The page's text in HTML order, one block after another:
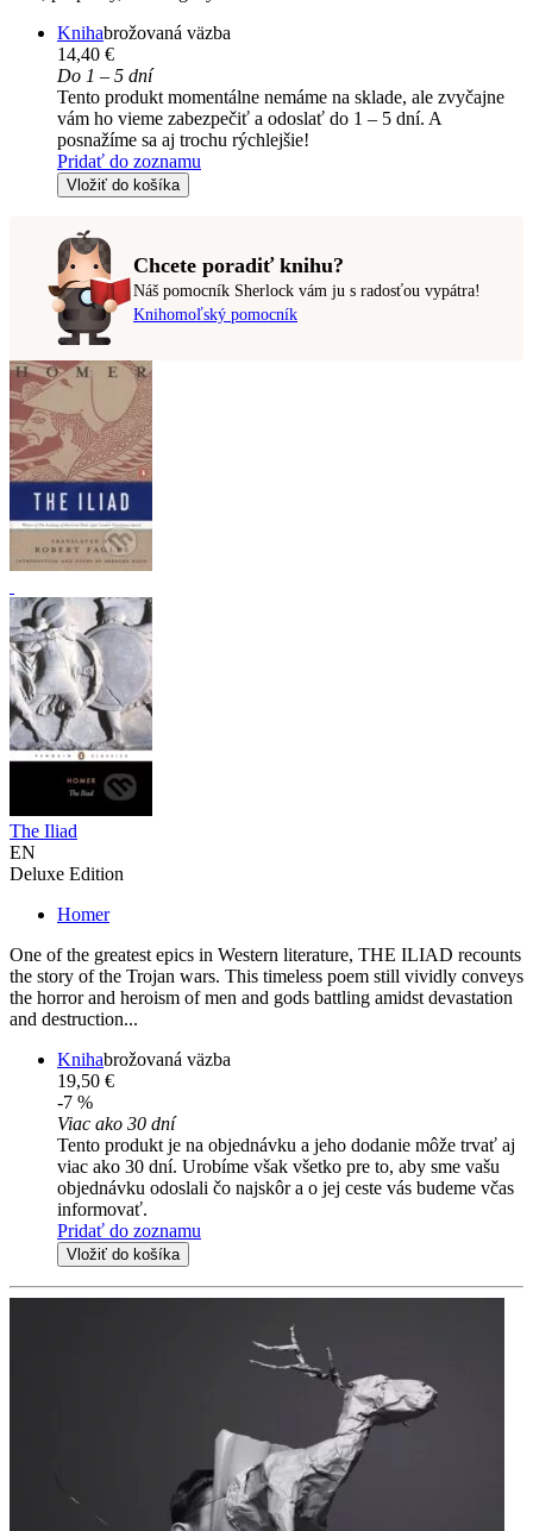
Knihabrožovaná väzba
14,40 €
Do 1 – 5 dní
Tento produkt momentálne nemáme na sklade, ale zvyčajne
vám ho vieme zabezpečiť a odoslať do 1 – 5 dní. A
posnažíme sa aj trochu rýchlejšie!
Pridať do zoznamu
Vložiť do košíka
Chcete poradiť knihu?
Náš pomocník Sherlock vám ju s radosťou vypátra!
Knihomoľský pomocník
The Iliad
EN
Deluxe Edition
Homer
One of the greatest epics in Western literature, THE ILIAD recounts
the story of the Trojan wars. This timeless poem still vividly conveys
the horror and heroism of men and gods battling amidst devastation
and destruction...
Knihabrožovaná väzba
19,50 €
-7 %
Viac ako 30 dní
Tento produkt je na objednávku a jeho dodanie môže trvať aj
viac ako 30 dní. Urobíme však všetko pre to, aby sme vašu
objednávku odoslali čo najskôr a o jej ceste vás budeme včas
informovať.
Pridať do zoznamu
Vložiť do košíka